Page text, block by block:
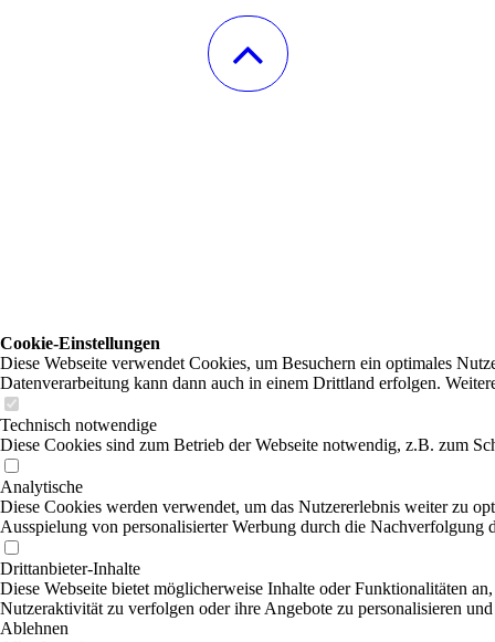
Cookie-Einstellungen
Diese Webseite verwendet Cookies, um Besuchern ein optimales
Datenverarbeitung kann dann auch in einem Drittland erfolgen.
Technisch notwendige
Diese Cookies sind zum Betrieb der Webseite notwendig, z.B. zum
Analytische
Diese Cookies werden verwendet, um das Nutzererlebnis weiter zu
Ausspielung von personalisierter Werbung durch die Nachverfolgung
Drittanbieter-Inhalte
Diese Webseite bietet möglicherweise Inhalte oder Funktionalitäten
Nutzeraktivität zu verfolgen oder ihre Angebote zu personalisieren
Ablehnen